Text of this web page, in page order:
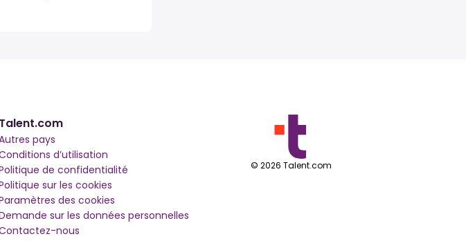
Talent.com
pays
d’utilisation
de confidentialité
sur les cookies
des cookies
sur les données personnelles
nous
© 2026 Talent.com